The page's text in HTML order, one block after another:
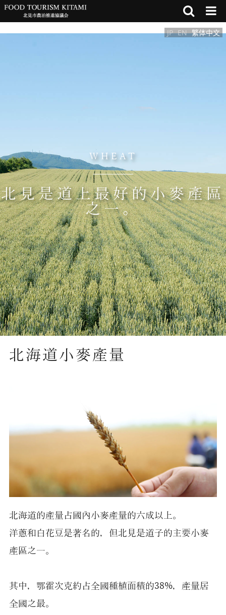
JP EN 繁体中文
WHEAT
北見是道上最好的小麥產區
之一。
北海道小麥產量
北海道的產量占國內小麥產量的六成以上。
洋蔥和白花豆是著名的，但北見是道子的主要小麥
產區之一。
其中，鄂霍次克約占全國種植面積的38%，產量居
全國之最。